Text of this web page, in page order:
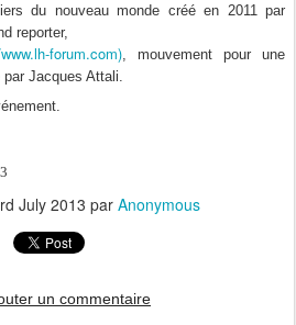
du nouveau monde créé en 2011 par
reporter,
forum.com), mouvement pour une
Jacques Attali.
July 2013 par Anonymous
un commentaire